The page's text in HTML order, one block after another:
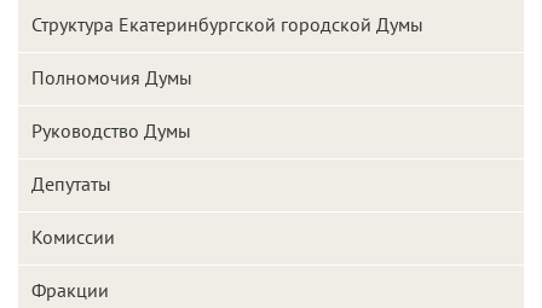
Структура Екатеринбургской городской Думы
Полномочия Думы
Руководство Думы
Депутаты
Комиссии
Фракции